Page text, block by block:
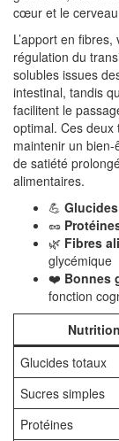
cœur et le
L’apport en
régulation du
solubles issues
intestinal, tandis
facilitent le
optimal. Ces
maintenir un
de satiété
alimentaires.
💪
🥜
🌿 Fibres
glycémique
❤️ Bonnes
fonction
Glucides totaux
Sucres simples
Protéines